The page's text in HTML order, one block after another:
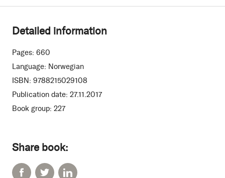
Share book:
Detailed information
Pages: 660
Language: Norwegian
ISBN: 9788215029108
Publication date: 27.11.2017
Book group: 227